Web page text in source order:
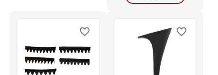
favorite_border favorite_border